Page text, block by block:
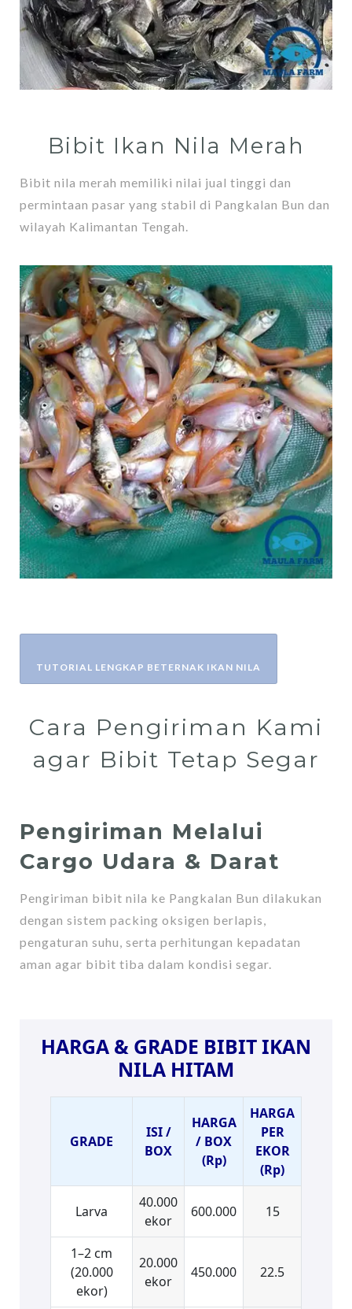
Bibit Ikan Nila Merah
Bibit nila merah memiliki nilai jual tinggi dan
permintaan pasar yang stabil di Pangkalan Bun dan
wilayah Kalimantan Tengah.
TUTORIAL LENGKAP BETERNAK IKAN NILA
Cara Pengiriman Kami
agar Bibit Tetap Segar
Pengiriman Melalui
Cargo Udara & Darat
Pengiriman bibit nila ke Pangkalan Bun dilakukan
dengan sistem packing oksigen berlapis,
pengaturan suhu, serta perhitungan kepadatan
aman agar bibit tiba dalam kondisi segar.